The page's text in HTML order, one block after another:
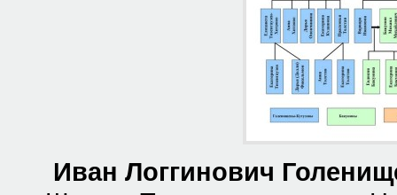
Иван Логгинович